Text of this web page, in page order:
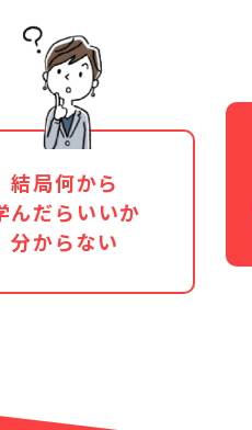
結局何から
んだらいいか
分からない